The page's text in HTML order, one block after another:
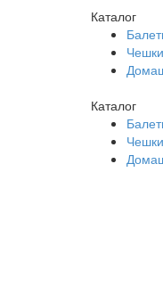
Каталог
Чешки
Каталог
Чешки